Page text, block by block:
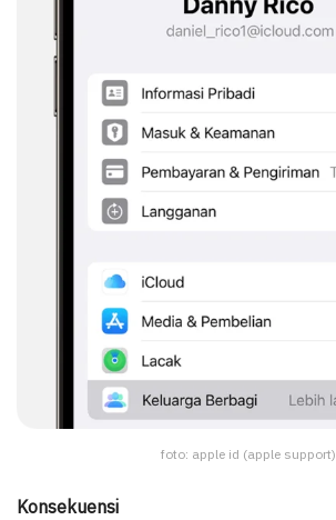
foto: apple id (apple support)
Konsekuensi